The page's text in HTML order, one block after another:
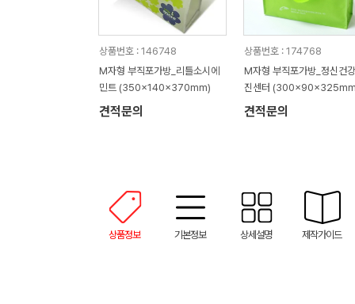
상품번호 : 146748
M자형 부직포가방_리틀소시에
민트 (350x140x370mm)
견적문의
상품번호 : 174768
M자형 부직포가방_정신건
진센터
견적문의
상품정보 기본정보 상세설명 제작가이드